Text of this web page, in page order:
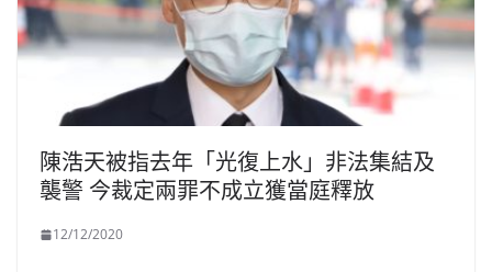
陳浩天被指去年「光復上水」非法集結及
襲警 今裁定兩罪不成立獲當庭釋放
12/12/2020